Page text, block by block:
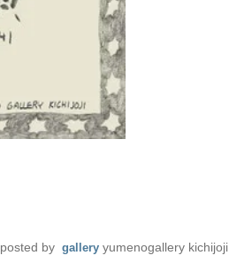
posted by gallery yumenogallery kichijoji